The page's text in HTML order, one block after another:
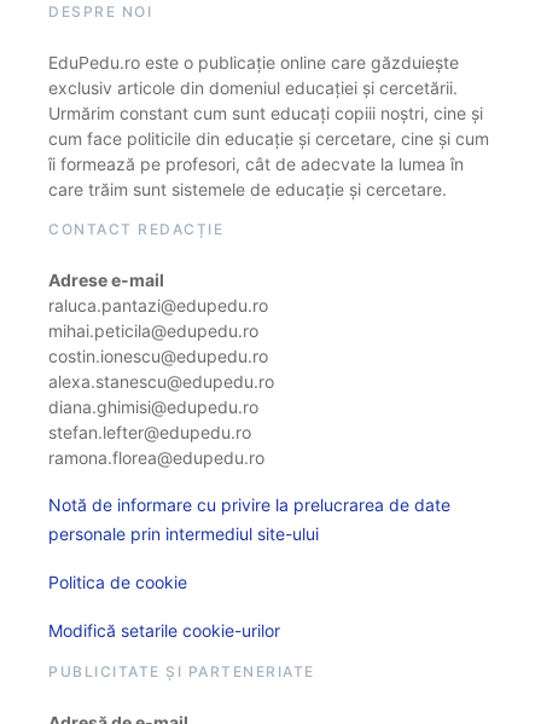
DESPRE NOI
EduPedu.ro este o publicație online care găzduiește
exclusiv articole din domeniul educației și cercetării.
Urmărim constant cum sunt educați copiii noștri, cine și
cum face politicile din educație și cercetare, cine și cum
îi formează pe profesori, cât de adecvate la lumea în
care trăim sunt sistemele de educație și cercetare.
CONTACT REDACȚIE
Adrese e-mail
raluca.pantazi@edupedu.ro
mihai.peticila@edupedu.ro
costin.ionescu@edupedu.ro
alexa.stanescu@edupedu.ro
diana.ghimisi@edupedu.ro
stefan.lefter@edupedu.ro
ramona.florea@edupedu.ro
Notă de informare cu privire la prelucrarea de date
personale prin intermediul site-ului
Politica de cookie
Modifică setarile cookie-urilor
PUBLICITATE ȘI PARTENERIATE